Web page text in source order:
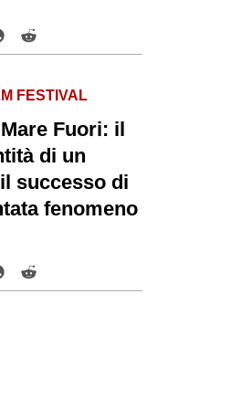
FESTIVAL
Fuori: il
di un
successo di
fenomeno